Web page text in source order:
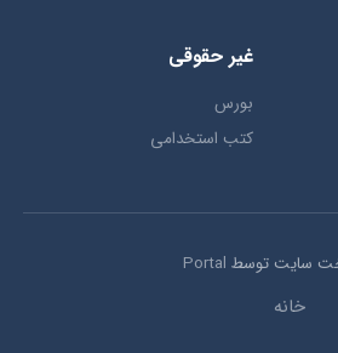
غیر حقوقی
بورس
کتب استخدامی
سایت توسط Portal
خانه